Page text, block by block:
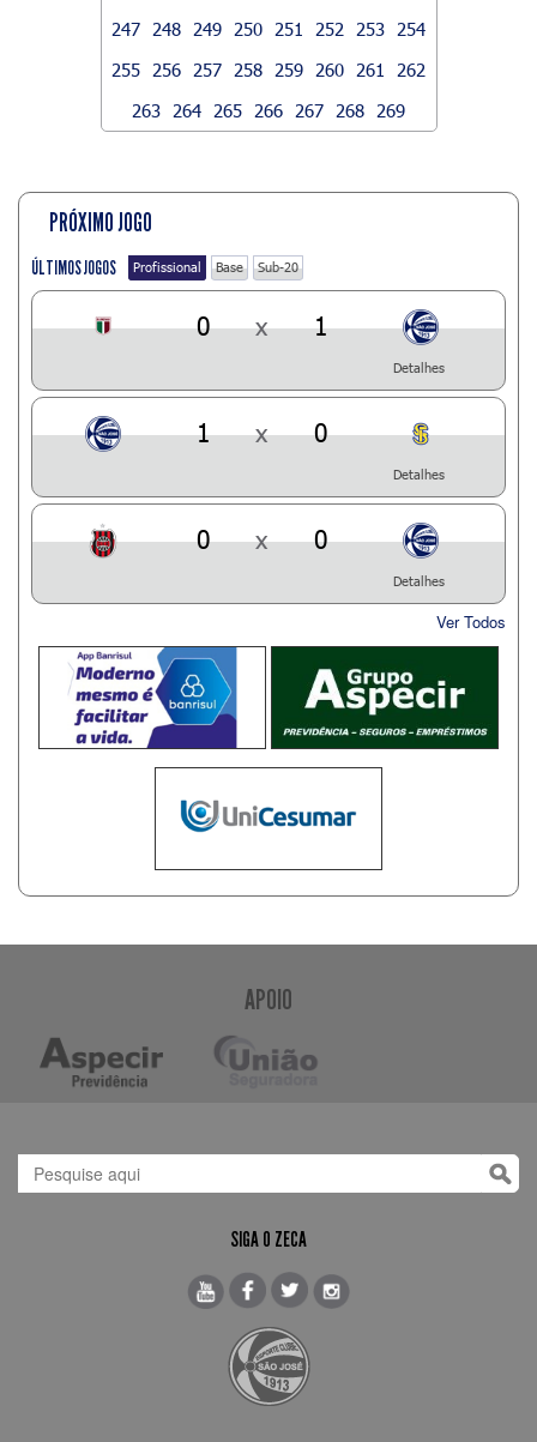
247
248 249 250 251 252 253
254
255
256 257 258 259 260 261
262
263
264 265 266 267 268 269
PRÓXIMO JOGO
ÚLTIMOS JOGOS Profissional Base Sub-20
0 x 1
Detalhes
1 x 0
Detalhes
0 x 0
Detalhes
Ver Todos
APOIO
SIGA O ZECA